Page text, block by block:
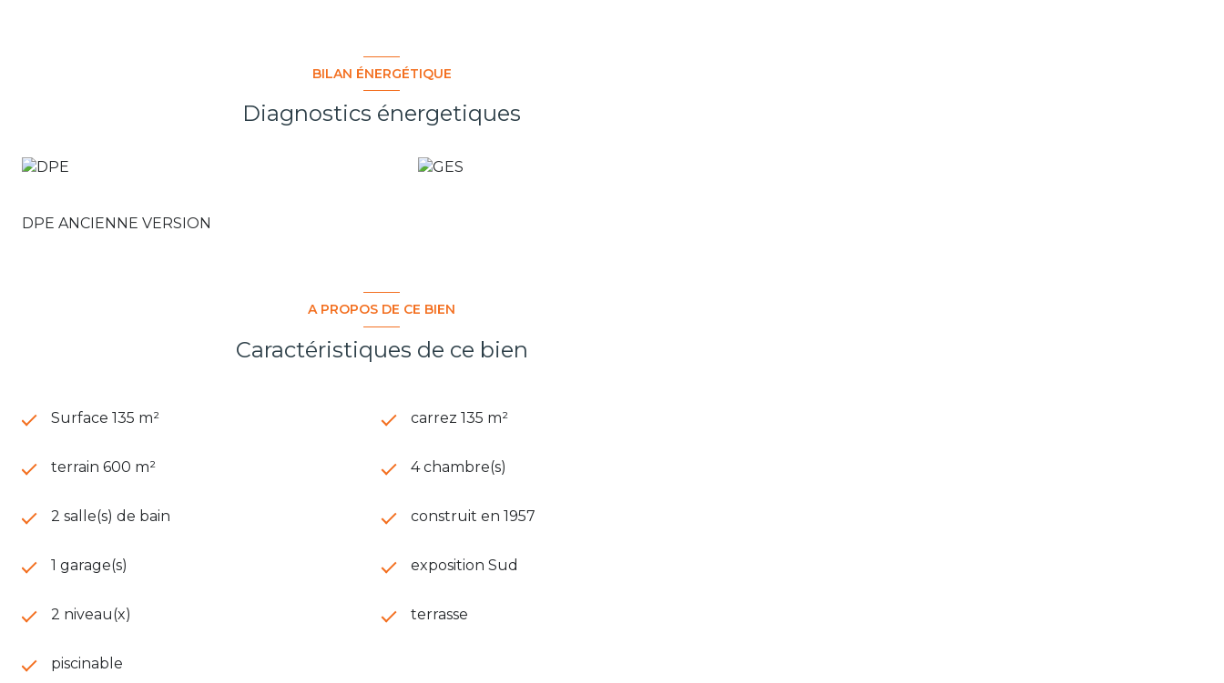
BILAN ÉNERGÉTIQUE
Diagnostics énergetiques
DPE ANCIENNE VERSION
A PROPOS DE CE BIEN
Caractéristiques de ce bien
Surface 135 m² carrez 135 m²
terrain 600 m² 4 chambre(s)
2 salle(s) de bain construit en 1957
1 garage(s) exposition Sud
2 niveau(x) terrasse
piscinable